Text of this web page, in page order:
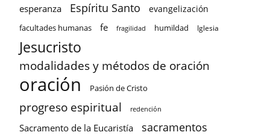
esperanza Espíritu Santo evangelización
facultades humanas fe fragilidad humildad Iglesia
Jesucristo
modalidades y métodos de oración
oración Pasión de Cristo
progreso espiritual redención
Sacramento de la Eucaristía sacramentos